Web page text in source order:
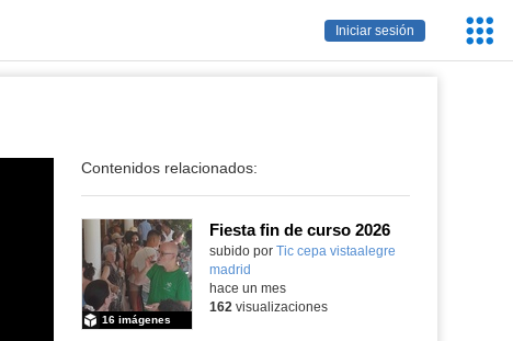
Iniciar sesión
Contenidos relacionados:
Fiesta fin de curso 2026
subido por Tic cepa vistaalegre
madrid
16 imágenes
hace un mes
162 visualizaciones